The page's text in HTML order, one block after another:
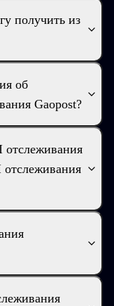
получить из
об
Gaopost?
отслеживания